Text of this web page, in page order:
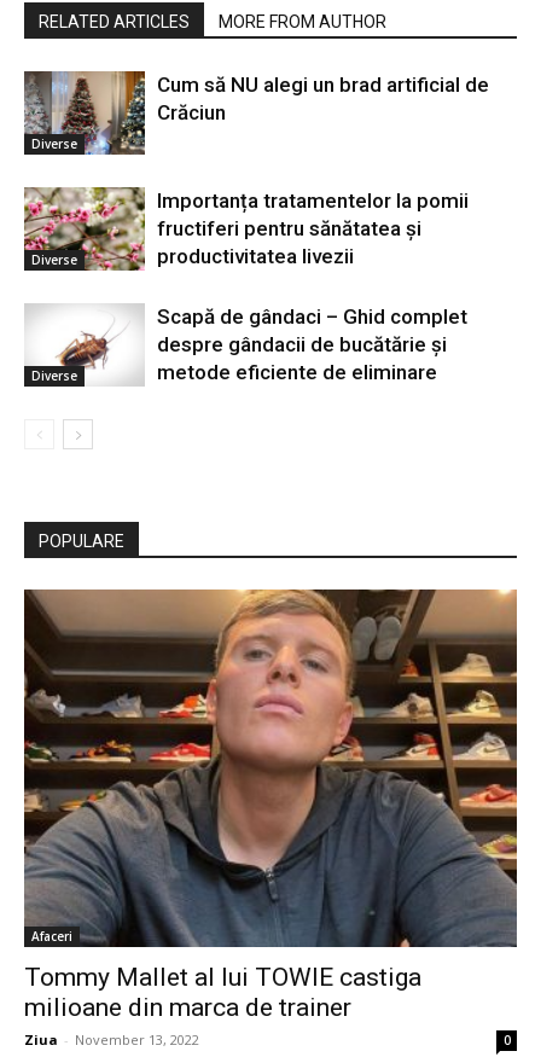
RELATED ARTICLES MORE FROM AUTHOR
Diverse
Cum să NU alegi un brad artificial de
Crăciun
Diverse
Importanța tratamentelor la pomii
fructiferi pentru sănătatea și
productivitatea livezii
Diverse
Scapă de gândaci – Ghid complet
despre gândacii de bucătărie și
metode eficiente de eliminare
POPULARE
Afaceri
Tommy Mallet al lui TOWIE castiga
milioane din marca de trainer
Ziua - November 13, 2022 0